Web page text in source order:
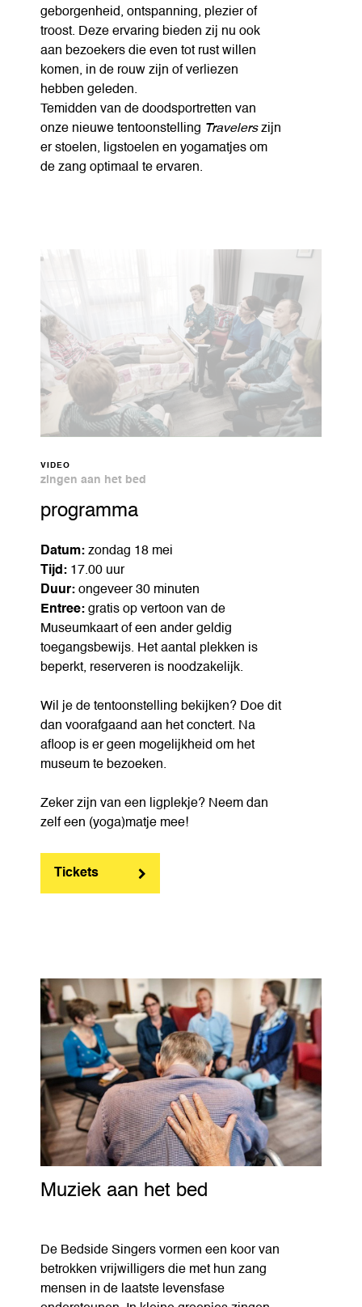
geborgenheid, ontspanning, plezier of
troost. Deze ervaring bieden zij nu ook
aan bezoekers die even tot rust willen
komen, in de rouw zijn of verliezen
hebben geleden.
Temidden van de doodsportretten van
onze nieuwe tentoonstelling Travelerszijn
er stoelen, ligstoelen en yogamatjes om
de zang optimaal te ervaren.
VIDEO
zingen aan het bed
programma
Datum: zondag 18 mei
Tijd: 17.00 uur
Duur: ongeveer 30 minuten
Entree: gratis op vertoon van de
Museumkaart of een ander geldig
toegangsbewijs. Het aantal plekken is
beperkt, reserveren is noodzakelijk.
Wil je de tentoonstelling bekijken? Doe dit
dan voorafgaand aan het conctert. Na
afloop is er geen mogelijkheid om het
museum te bezoeken.
Zeker zijn van een ligplekje? Neem dan
zelf een (yoga)matje mee!
Tickets
Muziek aan het bed
De Bedside Singers vormen een koor van
betrokken vrijwilligers die met hun zang
mensen in de laatste levensfase